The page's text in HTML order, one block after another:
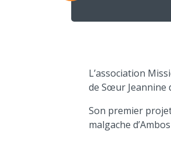
L’association
de Sœur Jeannine
Son premier
malgache